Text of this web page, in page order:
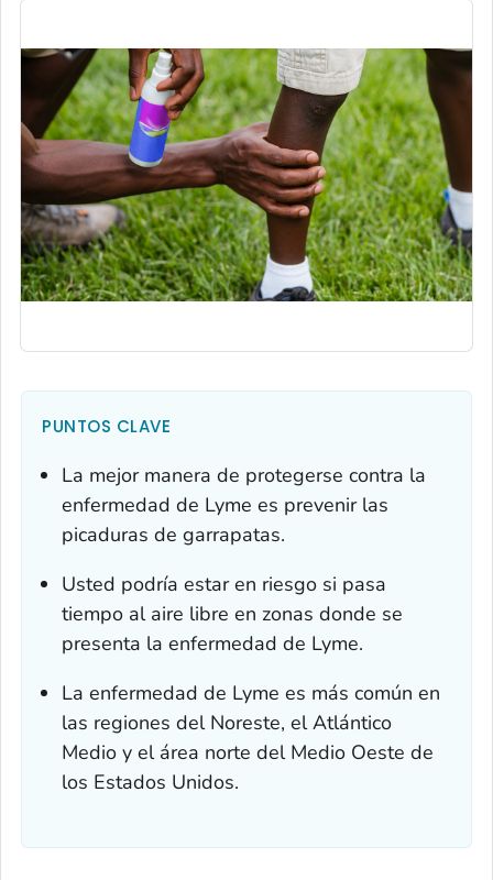
PUNTOS CLAVE
La mejor manera de protegerse contra la
enfermedad de Lyme es prevenir las
picaduras de garrapatas.
Usted podría estar en riesgo si pasa
tiempo al aire libre en zonas donde se
presenta la enfermedad de Lyme.
La enfermedad de Lyme es más común en
las regiones del Noreste, el Atlántico
Medio y el área norte del Medio Oeste de
los Estados Unidos.